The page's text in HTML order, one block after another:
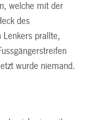
welche mit der
des
Lenkers prallte,
wurde niemand.